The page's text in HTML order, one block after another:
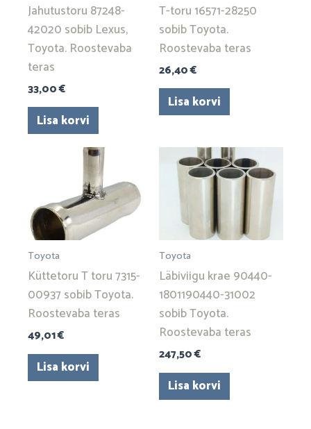
Jahutustoru 87248-
42020 sobib Lexus,
Toyota. Roostevaba
teras
33,00€
Lisa korvi
T-toru 16571-28250
sobib Toyota.
Roostevaba teras
26,40€
Lisa korvi
Toyota
Küttetoru T toru 7315-
00937 sobib Toyota.
Roostevaba teras
49,01€
Lisa korvi
Toyota
Läbiviigu krae 90440-
1801190440-31002
sobib Toyota.
Roostevaba teras
247,50€
Lisa korvi